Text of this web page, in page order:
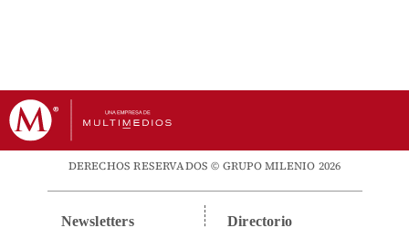
DERECHOS RESERVADOS © GRUPO MILENIO 2026
Newsletters Directorio